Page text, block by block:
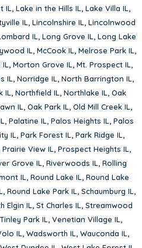
IL, Lake in the Hills IL, Lake Villa IL,
IL, Lincolnshire IL, Lincolnwood
IL, Long Grove IL, Long Lake
IL, McCook IL, Melrose Park IL,
IL, Morton Grove IL, Mt. Prospect IL,
IL, Norridge IL, North Barrington IL,
IL, Northfield IL, Northlake IL, Oak
IL, Oak Park IL, Old Mill Creek IL,
, Palatine IL, Palos Heights IL, Palos
IL, Park Forest IL, Park Ridge IL,
Prairie View IL, Prospect Heights IL,
Grove IL, Riverwoods IL, Rolling
IL, Round Lake IL, Round Lake
, Round Lake Park IL, Schaumburg IL,
Elgin IL, St Charles IL, Streamwood
Tinley Park IL, Venetian Village IL,
IL, Wadsworth IL, Wauconda IL,